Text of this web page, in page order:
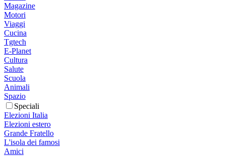
Magazine
Motori
Viaggi
Cucina
Tgtech
E-Planet
Cultura
Salute
Scuola
Animali
Spazio
Speciali
Elezioni Italia
Elezioni estero
Grande Fratello
L'isola dei famosi
Amici